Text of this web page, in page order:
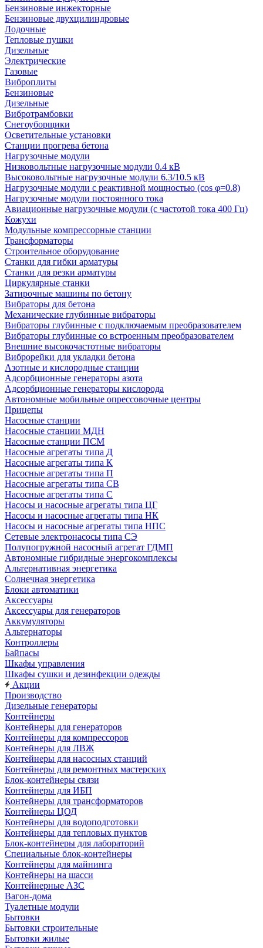
Бензиновые инжекторные
Бензиновые двухцилиндровые
Лодочные
Тепловые пушки
Дизельные
Электрические
Газовые
Виброплиты
Бензиновые
Дизельные
Вибротрамбовки
Снегоуборщики
Осветительные установки
Станции прогрева бетона
Нагрузочные модули
Низковольтные нагрузочные модули 0.4 кВ
Высоковольтные нагрузочные модули 6.3/10.5 кВ
Нагрузочные модули с реактивной мощностью (cos φ=0.8)
Нагрузочные модули постоянного тока
Авиационные нагрузочные модули (с частотой тока 400 Гц)
Кожухи
Модульные компрессорные станции
Трансформаторы
Строительное оборудование
Станки для гибки арматуры
Станки для резки арматуры
Циркулярные станки
Затирочные машины по бетону
Вибраторы для бетона
Механические глубинные вибраторы
Вибраторы глубинные с подключаемым преобразователем
Вибраторы глубинные со встроенным преобразователем
Внешние высокочастотные вибраторы
Виброрейки для укладки бетона
Азотные и кислородные станции
Адсорбционные генераторы азота
Адсорбционные генераторы кислорода
Автономные мобильные опрессовочные центры
Прицепы
Насосные станции
Насосные станции МДН
Насосные станции ПСМ
Насосные агрегаты типа Д
Насосные агрегаты типа К
Насосные агрегаты типа П
Насосные агрегаты типа СВ
Насосные агрегаты типа С
Насосы и насосные агрегаты типа ЦГ
Насосы и насосные агрегаты типа НК
Насосы и насосные агрегаты типа НПС
Сетевые электронасосы типа СЭ
Полупогружной насосный агрегат ГДМП
Автономные гибридные энергокомплексы
Альтернативная энергетика
Солнечная энергетика
Блоки автоматики
Аксессуары
Аксессуары для генераторов
Аккумуляторы
Альтернаторы
Контроллеры
Байпасы
Шкафы управления
Шкафы сушки и дезинфекции одежды
Акции
Производство
Дизельные генераторы
Контейнеры
Контейнеры для генераторов
Контейнеры для компрессоров
Контейнеры для ЛВЖ
Контейнеры для насосных станций
Контейнеры для ремонтных мастерских
Блок-контейнеры связи
Контейнеры для ИБП
Контейнеры для трансформаторов
Контейнеры ЦОД
Контейнеры для водоподготовки
Контейнеры для тепловых пунктов
Блок-контейнеры для лабораторий
Специальные блок-контейнеры
Контейнеры для майнинга
Контейнеры на шасси
Контейнерные АЗС
Вагон-дома
Туалетные модули
Бытовки
Бытовки строительные
Бытовки жилые